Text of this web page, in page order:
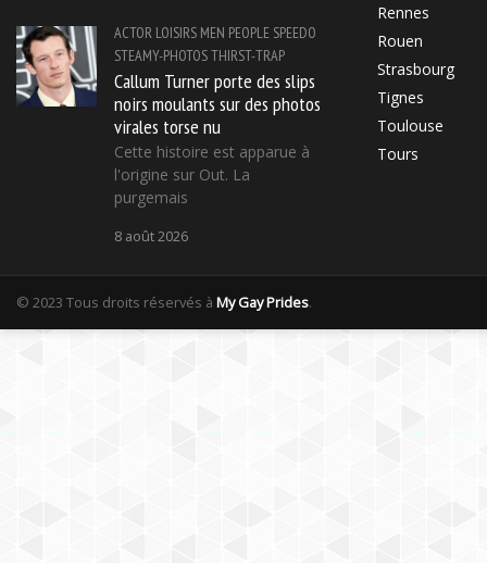
ACTOR LOISIRS MEN PEOPLE SPEEDO
STEAMY-PHOTOSTHIRST-TRAP
Callum Turner porte des slips
noirs moulants sur des photos
virales torse nu
Cette histoire est apparue à
l'origine sur Out. La
purgemais
8 août 2026
Rennes
Rouen
Strasbourg
Tignes
Toulouse
Tours
© 2023 Tous droits réservés à My Gay Prides.